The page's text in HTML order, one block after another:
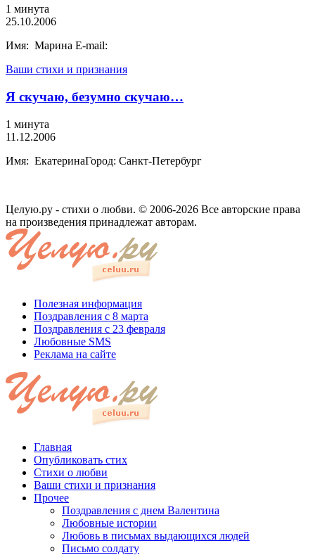
1 минута
25.10.2006
Имя: Марина E-mail:
Ваши стихи и признания
Я скучаю, безумно скучаю…
1 минута
11.12.2006
Имя: ЕкатеринаГород: Санкт-Петербург
Целую.ру - стихи о любви. © 2006-2026 Все авторские права
на произведения принадлежат авторам.
Полезная информация
Поздравления с 8 марта
Поздравления с 23 февраля
Любовные SMS
Реклама на сайте
Главная
Опубликовать стих
Стихи о любви
Ваши стихи и признания
Прочее
Поздравления с днем Валентина
Любовные истории
Любовь в письмах выдающихся людей
Письмо солдату